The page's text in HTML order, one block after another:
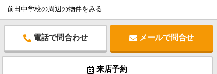
前田中学校の周辺の物件をみる
電話で問合わせ メールで問合せ
来店予約